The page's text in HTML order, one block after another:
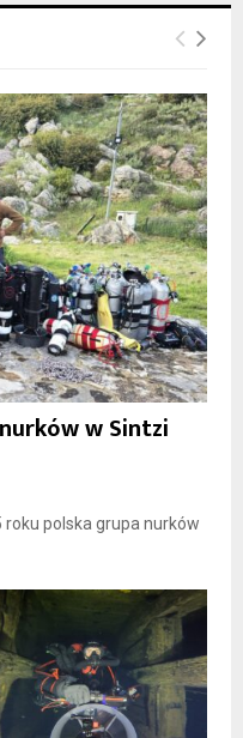
w Sintzi
roku polska grupa nurków